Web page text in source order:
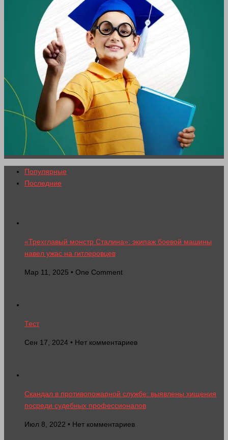
Популярные
Последние
«Трехглавый монстр Сталина»: экипаж боевой машины
навел ужас на гитлеровцев
Мар 11, 2025 • One Comment
Тест
Сен 17, 2024 • Нет комментариев
Скандал в противопожарной службе: выявлены хищения
посреди судебных профессионалов
Июл 8, 2022 • Нет комментариев